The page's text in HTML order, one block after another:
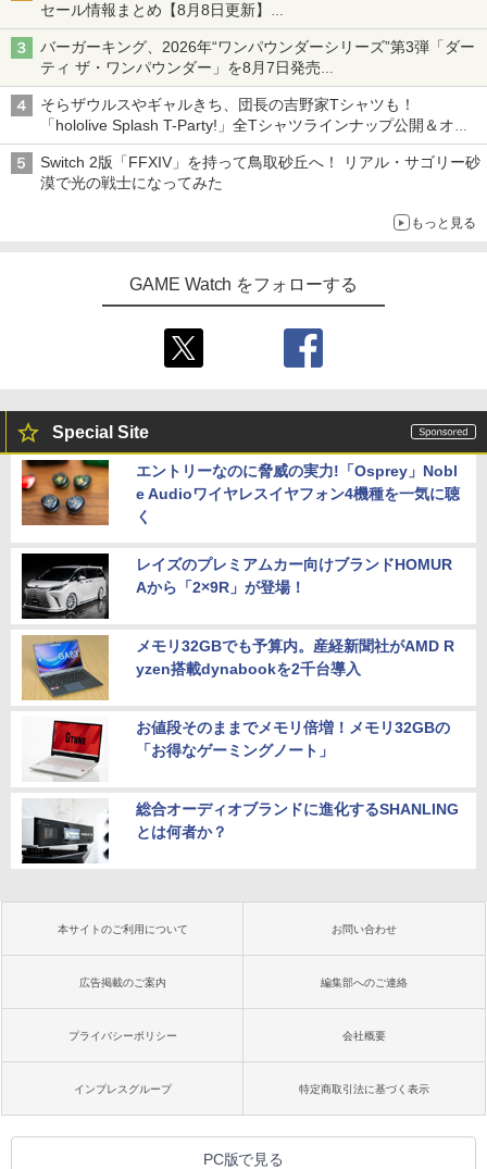
セール情報まとめ【8月8日更新】
ニンテンドーeショップでは「大神 絶景版」が67%オフで990円
バーガーキング、2026年“ワンパウンダーシリーズ”第3弾「ダー
ティ ザ・ワンパウンダー」を8月7日発売
「特製ガーリックマヨソース」を使用した超大型チーズバーガー
そらザウルスやギャルきち、団長の吉野家Tシャツも！
「hololive Splash T-Party!」全Tシャツラインナップ公開＆オン
ライン販売開始
Switch 2版「FFXIV」を持って鳥取砂丘へ！ リアル・サゴリー砂
漠で光の戦士になってみた
もっと見る
GAME Watch をフォローする
Special Site
エントリーなのに脅威の実力!「Osprey」Nobl
e Audioワイヤレスイヤフォン4機種を一気に聴
く
レイズのプレミアムカー向けブランドHOMUR
Aから「2×9R」が登場！
メモリ32GBでも予算内。産経新聞社がAMD R
yzen搭載dynabookを2千台導入
お値段そのままでメモリ倍増！メモリ32GBの
「お得なゲーミングノート」
総合オーディオブランドに進化するSHANLING
とは何者か？
本サイトのご利用について お問い合わせ
広告掲載のご案内 編集部へのご連絡
プライバシーポリシー 会社概要
インプレスグループ 特定商取引法に基づく表示
PC版で見る